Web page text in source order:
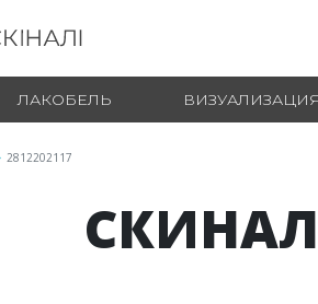
ЛАКОБЕЛЬ
2812202117